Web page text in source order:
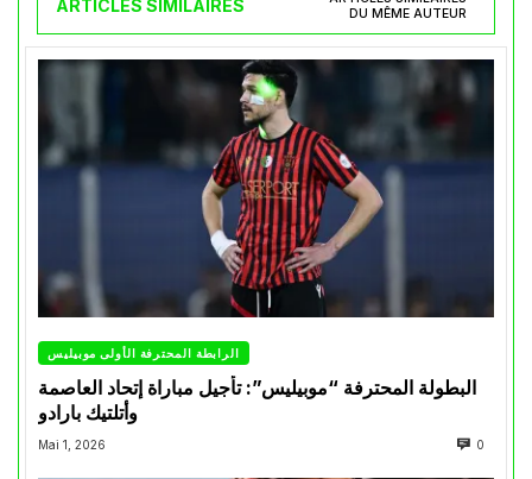
ARTICLES SIMILAIRES
DU MÊME AUTEUR
الرابطة المحترفة الأولى موبيليس
البطولة المحترفة “موبيليس”: تأجيل مباراة إتحاد العاصمة
وأتلتيك بارادو
Mai 1, 2026 0